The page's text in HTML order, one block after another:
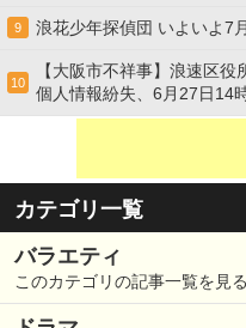
9 浪花少年探偵団 いよいよ7
10
【大阪市不祥事】浪速区
個人情報紛失、6月27日14
カテゴリ一覧
バラエティ
このカテゴリの記事一覧を見る